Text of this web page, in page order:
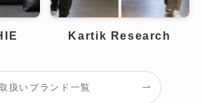
Kartik Research
扱いブランド一覧